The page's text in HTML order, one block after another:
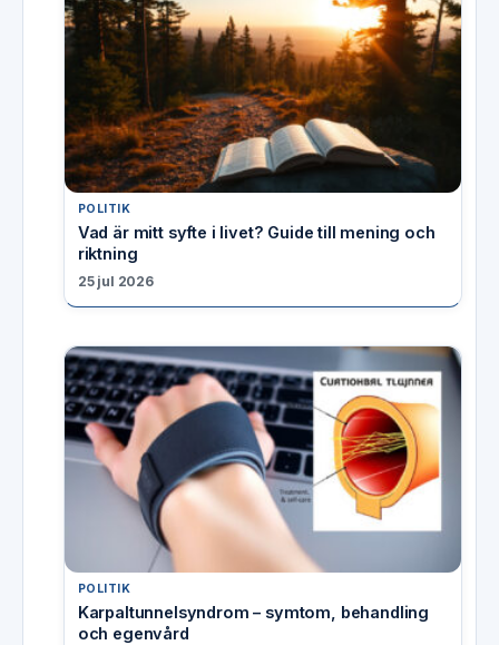
POLITIK
Vad är mitt syfte i livet? Guide till mening och
riktning
25 jul 2026
POLITIK
Karpaltunnelsyndrom – symtom, behandling
och egenvård